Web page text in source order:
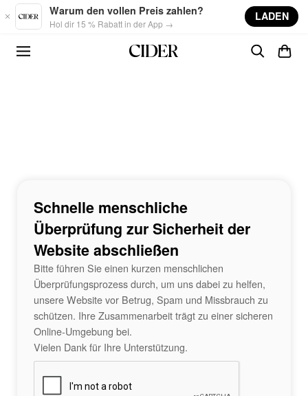
Skip to main content
Warum den vollen Preis zahlen?
Hol dir 15 % Rabatt in der App →
LADEN
Schnelle menschliche
Überprüfung zur Sicherheit der
Website abschließen
Bitte führen Sie einen kurzen menschlichen
Überprüfungsprozess durch, um uns dabei zu helfen,
unsere Website vor Betrug, Spam und Missbrauch zu
schützen. Ihre Zusammenarbeit trägt zu einer sicheren
Online-Umgebung bei.
Vielen Dank für Ihre Unterstützung.